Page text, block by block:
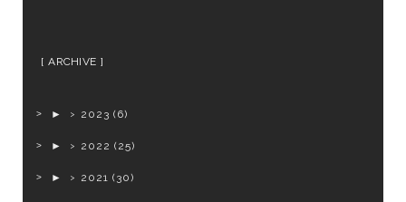
ARCHIVE
► 2023 (6)
► 2022 (25)
► 2021 (30)